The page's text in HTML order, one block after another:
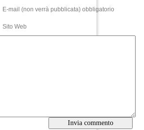
E-mail (non verrà pubblicata) obbligatorio
Sito Web